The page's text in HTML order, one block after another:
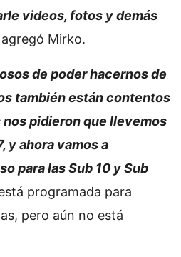
videos, fotos y demás
Mirko.
de poder hacernos de
también están contentos
nos pidieron que llevemos
y ahora vamos a
para las Sub 10 y Sub
programada para
pero aún no está